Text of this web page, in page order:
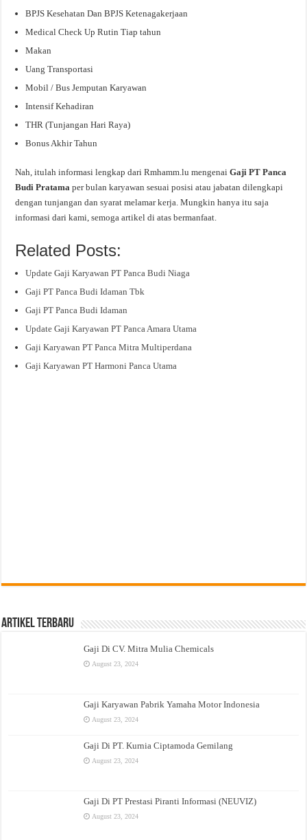
BPJS Kesehatan Dan BPJS Ketenagakerjaan
Medical Check Up Rutin Tiap tahun
Makan
Uang Transportasi
Mobil / Bus Jemputan Karyawan
Intensif Kehadiran
THR (Tunjangan Hari Raya)
Bonus Akhir Tahun
Nah, itulah informasi lengkap dari Rmhamm.lu mengenaiGaji PT Panca
Budi Pratamaper bulan karyawan sesuai posisi atau jabatan dilengkapi
dengan tunjangan dan syarat melamar kerja. Mungkin hanya itu saja
informasi dari kami, semoga artikel di atas bermanfaat.
Related Posts:
Update Gaji Karyawan PT Panca Budi Niaga
Gaji PT Panca Budi Idaman Tbk
Gaji PT Panca Budi Idaman
Update Gaji Karyawan PT Panca Amara Utama
Gaji Karyawan PT Panca Mitra Multiperdana
Gaji Karyawan PT Harmoni Panca Utama
Artikel Terbaru
Gaji Di CV. Mitra Mulia Chemicals
August 23, 2024
Gaji Karyawan Pabrik Yamaha Motor Indonesia
August 23, 2024
Gaji Di PT. Kurnia Ciptamoda Gemilang
August 23, 2024
Gaji Di PT Prestasi Piranti Informasi (NEUVIZ)
August 23, 2024